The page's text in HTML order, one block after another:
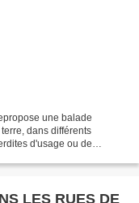
une balade
dans différents
d'usage ou de
LES RUES DE